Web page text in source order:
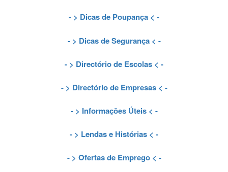
- > Dicas de Poupança < -
- > Dicas de Segurança< -
- > Directório de Escolas < -
- > Directório de Empresas< -
- > Informações Úteis< -
- > Lendas e Histórias < -
- > Ofertas de Emprego< -